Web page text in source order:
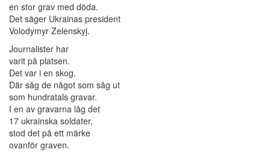
en stor grav med döda.
Det säger Ukrainas president
Volodymyr Zelenskyj.
Journalister har
varit på platsen.
Det var i en skog.
Där såg de något som såg ut
som hundratals gravar.
I en av gravarna låg det
17 ukrainska soldater,
stod det på ett märke
ovanför graven.